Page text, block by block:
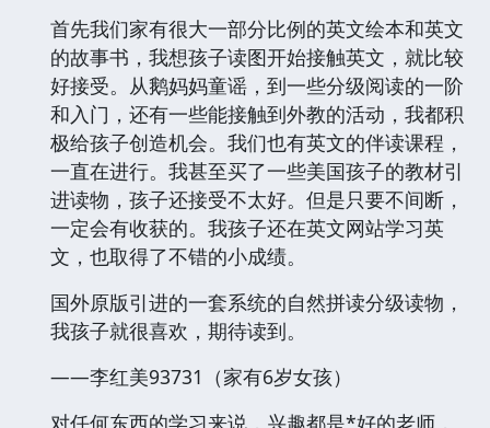
首先我们家有很大一部分比例的英文绘本和英文
的故事书，我想孩子读图开始接触英文，就比较
好接受。从鹅妈妈童谣，到一些分级阅读的一阶
和入门，还有一些能接触到外教的活动，我都积
极给孩子创造机会。我们也有英文的伴读课程，
一直在进行。我甚至买了一些美国孩子的教材引
进读物，孩子还接受不太好。但是只要不间断，
一定会有收获的。我孩子还在英文网站学习英
文，也取得了不错的小成绩。
国外原版引进的一套系统的自然拼读分级读物，
我孩子就很喜欢，期待读到。
——李红美93731（家有6岁女孩）
对任何东西的学习来说，兴趣都是*好的老师，